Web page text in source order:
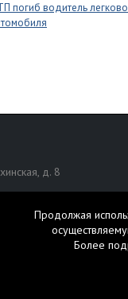
погиб водитель
д. 8
на правах рекламы.
Продолжая
Более